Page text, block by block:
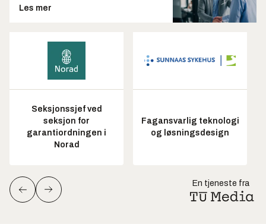
Les mer
Seksjonssjef ved
seksjon for
garantiordningen i
Norad
Fagansvarlig teknologi
og løsningsdesign
En tjeneste fra